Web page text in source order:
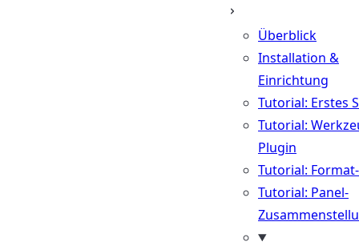
Überblick
Installation &
Einrichtung
Tutorial: Erstes
Tutorial:
Plugin
Tutorial:
Tutorial: Panel-